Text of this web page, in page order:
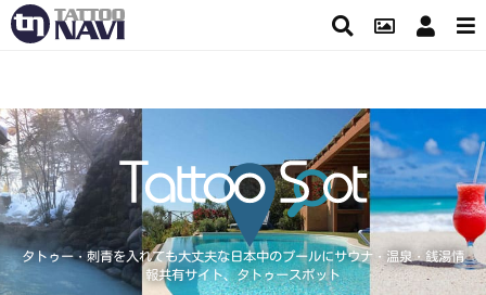
タトゥー・刺青を入れても大丈夫な日本中のプールにサウナ・温泉・銭湯情
報共有サイト、タトゥースポット